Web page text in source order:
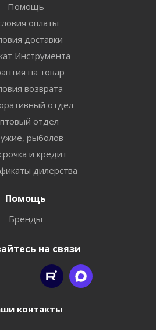
Помощь
оплаты
доставки
Инструмента
на товар
возврата
отдел
отдел
рыболов
и кредит
дилерства
Помощь
Бренды
на связи
контакты